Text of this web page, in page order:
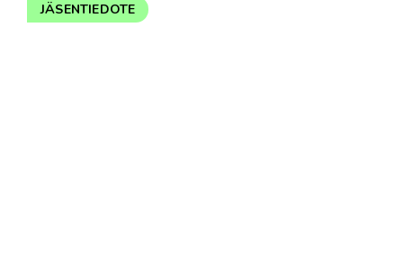
JÄSENTIEDOTE